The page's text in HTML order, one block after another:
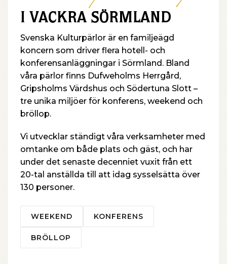
I VACKRA SÖRMLAND
Svenska Kulturpärlor är en familjeägd
koncern som driver flera hotell- och
konferensanläggningar i Sörmland. Bland
våra pärlor finns Dufweholms Herrgård,
Gripsholms Värdshus och Södertuna Slott –
tre unika miljöer för konferens, weekend och
bröllop.
Vi utvecklar ständigt våra verksamheter med
omtanke om både plats och gäst, och har
under det senaste decenniet vuxit från ett
20-tal anställda till att idag sysselsätta över
130 personer.
WEEKEND KONFERENS
BRÖLLOP